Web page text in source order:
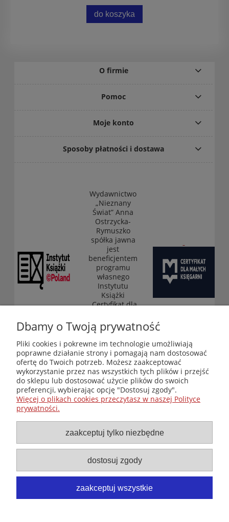
do koszyka
O firmie
Pomoc
Moje konto
Sposoby płatności i dostawa
Wydawnictwo
„Nieznany
Świat” Anna
Ostrzycka-
Rymuszko
spółka jawna
jest
beneficjentem
programu
własnego
Instytutu
Książki
„Certyfikat dla
księgarni”
(edycja 2025-
2026)
Księgarnia-Galeria "Nieznany Świat" - internetowy sklep
ezoteryczny online
Zapraszamy również do odwiedzenia naszej księgarni
stacjonarnej przy ul. Kredytowej 2 w Warszawie
© Copyright 2014-2026 Wydawnictwo "Nieznany Świat"
Wszelkie prawa zastrzeżone
Dbamy o Twoją prywatność
Pliki cookies i pokrewne im technologie umożliwiają
poprawne działanie strony i pomagają nam dostosować
ofertę do Twoich potrzeb. Możesz zaakceptować
wykorzystanie przez nas wszystkich tych plików i przejść
do sklepu lub dostosować użycie plików do swoich
preferencji, wybierając opcję "Dostosuj zgody".
Więcej o plikach cookies przeczytasz w naszej Polityce
prywatności.
zaakceptuj tylko niezbędne
dostosuj zgody
zaakceptuj wszystkie